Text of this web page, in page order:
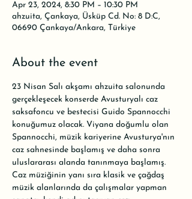
Apr 23, 2024, 8:30 PM – 10:30 PM
ahzuita, Çankaya, Üsküp Cd. No: 8 D:C,
06690 Çankaya/Ankara, Türkiye
About the event
23 Nisan Salı akşamı ahzuita salonunda
gerçekleşecek konserde Avusturyalı caz
saksafoncu ve bestecisi Guido Spannocchi
konuğumuz olacak. Viyana doğumlu olan
Spannocchi, müzik kariyerine Avusturya'nın
caz sahnesinde başlamış ve daha sonra
uluslararası alanda tanınmaya başlamış.
Caz müziğinin yanı sıra klasik ve çağdaş
müzik alanlarında da çalışmalar yapman